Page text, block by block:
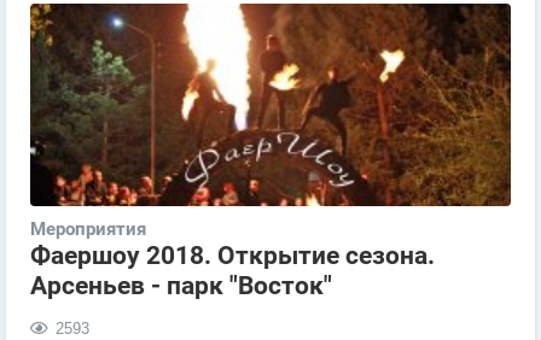
Мероприятия
Фаершоу 2018. Открытие сезона.
Арсеньев - парк "Восток"
2593